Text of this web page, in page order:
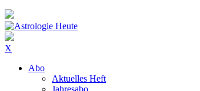
X
Abo
Aktuelles Heft
Jahresabo